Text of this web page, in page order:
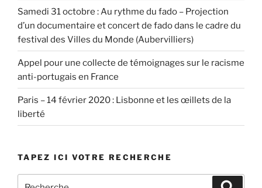
Samedi 31 octobre : Au rythme du fado – Projection
d’un documentaire et concert de fado dans le cadre du
festival des Villes du Monde (Aubervilliers)
Appel pour une collecte de témoignages sur le racisme
anti-portugais en France
Paris – 14 février 2020 : Lisbonne et les œillets de la
liberté
TAPEZ ICI VOTRE RECHERCHE